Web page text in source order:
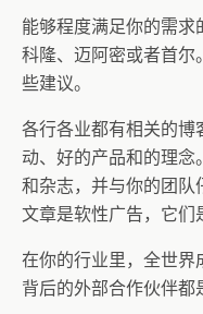
能够程度满足你的需求
科隆、迈阿密或者首尔
些建议。
各行各业都有相关的博
动、好的产品和的理念
和杂志，并与你的团队
文章是软性广告，它们
在你的行业里，全世界
背后的外部合作伙伴都